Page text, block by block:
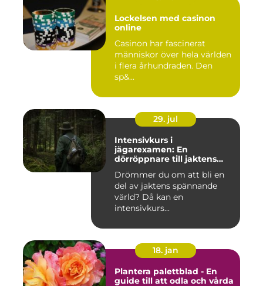
Lockelsen med casinon
online
Casinon har fascinerat
människor över hela världen
i flera århundraden. Den
sp&...
29. jul
Intensivkurs i
jägarexamen: En
dörröppnare till jaktens
Drömmer du om att bli en
del av jaktens spännande
värld? Då kan en
intensivkurs...
18. jan
Plantera palettblad - En
guide till att odla och vårda